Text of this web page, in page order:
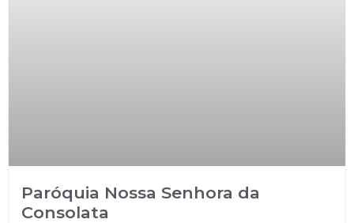
Paróquia Nossa Senhora da
Consolata